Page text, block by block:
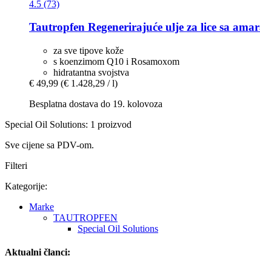
4.5 (73)
Tautropfen Regenerirajuće ulje za lice sa
za sve tipove kože
s koenzimom Q10 i Rosamoxom
hidratantna svojstva
€ 49,99 (€ 1.428,29 / l)
Besplatna dostava do 19. kolovoza
Special Oil Solutions: 1 proizvod
Sve cijene sa PDV-om.
Filteri
Kategorije:
Marke
TAUTROPFEN
Special Oil Solutions
Aktualni članci: